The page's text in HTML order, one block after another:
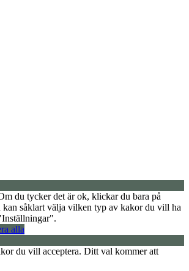
du tycker det är ok, klickar du bara på
såklart välja vilken typ av kakor du vill ha
alla
du vill acceptera. Ditt val kommer att